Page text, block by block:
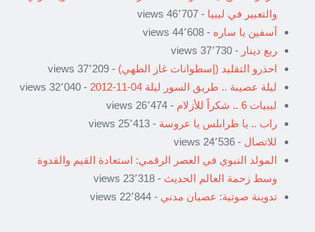
والتعبير في ليبيا - 46٬707 views
آسفين يا ساره - 44٬608 views
ربع دينار - 37٬730 views
احذرو التقليد (إسطوانات غاز الطهي) - 37٬209 views
ليلة عصيبة .. طريق السور ليلة 04-11-2012
- 32٬040 views
ليبيات 6 .. شكراً للأزلام
- 26٬474 views
راب .. يا طرابلس يا عروسة - 25٬413 views
للاتصال - 24٬536 views
المولد النبوي في العصر الرقمي: استعادة القيم والقدوة
وسط زحمة العالم الحديث - 23٬318 views
تدوينة صوتية: عصيان مدني - 22٬844 views